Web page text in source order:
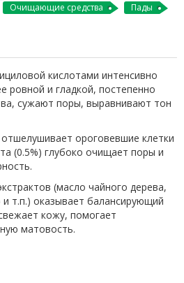
Очищающие средства Пады
кислотами интенсивно
ровной и гладкой, постепенно
сужают поры, выравнивают тон
ороговевшие клетки
(0.5%) глубоко очищает поры и
(масло чайного дерева,
т.п.) оказывает балансирующий
кожу, помогает
матовость.